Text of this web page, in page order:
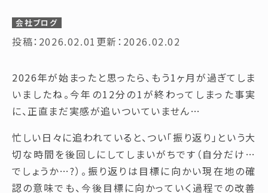
会社ブログ
投稿：2026.02.01 更新：2026.02.02
2026年が始まったと思ったら、もう1ヶ月が過ぎてしま
いましたね。今年の12分の1が終わってしまった事実
に、正直まだ実感が追いついていません…
忙しい日々に追われていると、つい「振り返り」という大
切な時間を後回しにしてしまいがちです（自分だけ…
でしょうか…?）。振り返りは目標に向かい現在地の確
認の意味でも、今後目標に向かっていく過程での改善